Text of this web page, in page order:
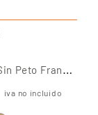
D
Elantal Sin Peto Francés
iva no incluido